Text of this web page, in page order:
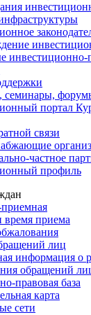
инвестиционно-
семинары,
портал
связи
частное
профиль
время приема
лиц
информация о
обращений
правовая база
карта
сети